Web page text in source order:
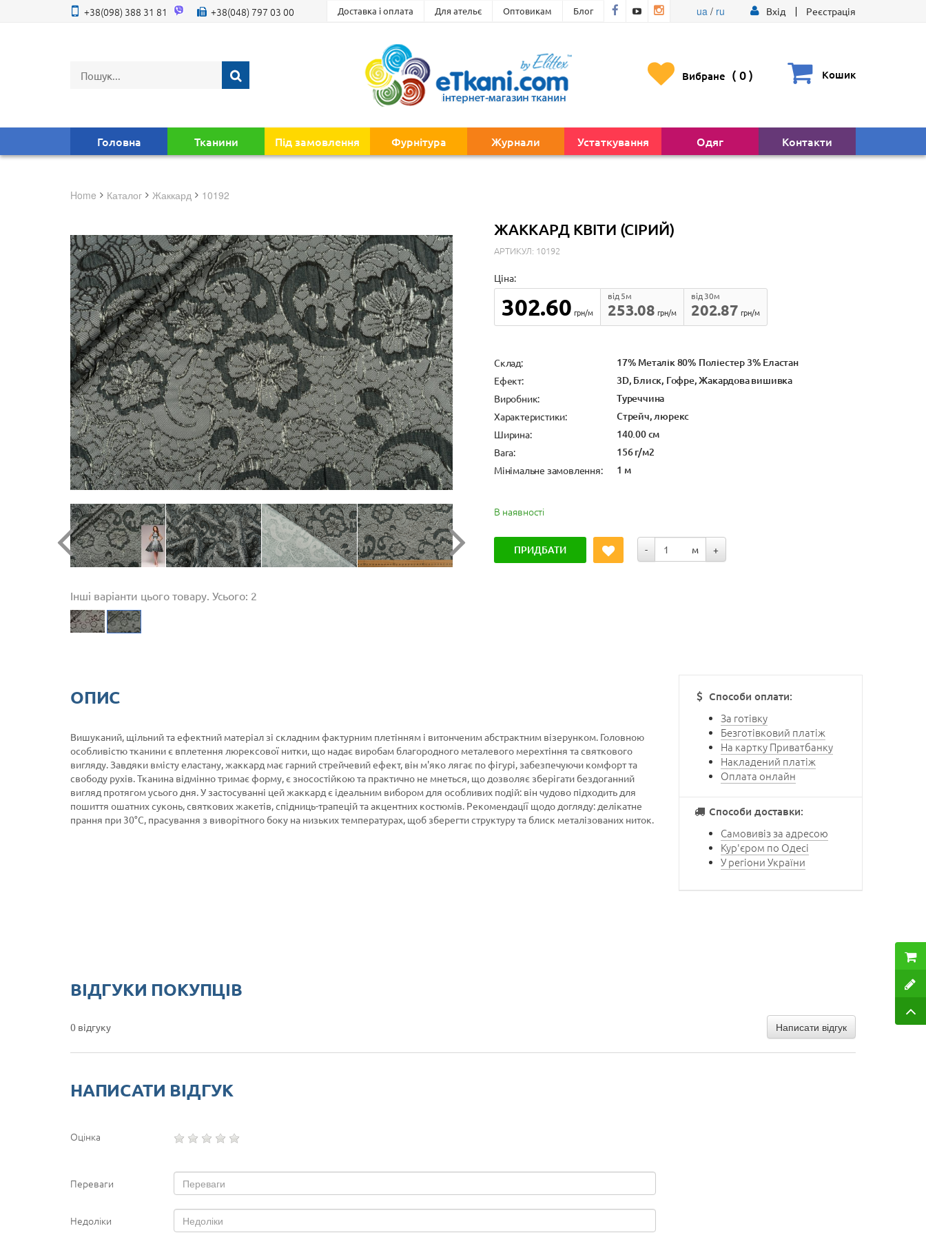
+38(098) 388 31 81 +38(048) 797 03 00 Доставка і оплата Для ательє Оптовикам Блог ua/ ru Вхід Реєстрація
Вибране ( 0) Кошик
Головна Тканини Під замовлення Фурнітура Журнали Устаткування Одяг Контакти
Home Каталог жаккард 10192
Інші варіанти цього товару. Усього: 2
ЖАККАРД КВІТИ (СІРИЙ)
АРТИКУЛ: 10192
Ціна:
302.60 грн/м 253.08
від 5м
грн/м
202.87
від 30м
грн/м
Cклад: 17% Металік 80% Поліестер 3% Еластан
Ефект: 3D, Блиск, Гофре, Жакардова вишивка
Виробник: Туреччина
Характеристики: Стрейч, люрекс
Ширина: 140.00 см
Вага: 156 г/м2
Мінімальне замовлення: 1 м
В наявності
ПРИДБАТИ - м +
ОПИС
Вишуканий, щільний та ефектний матеріал зі складним фактурним плетінням і витонченим абстрактним візерунком. Головною
особливістю тканини є вплетення люрексової нитки, що надає виробам благородного металевого мерехтіння та святкового
вигляду. Завдяки вмісту еластану, жаккард має гарний стрейчевий ефект, він м'яко лягає по фігурі, забезпечуючи комфорт та
свободу рухів. Тканина відмінно тримає форму, є зносостійкою та практично не мнеться, що дозволяє зберігати бездоганний
вигляд протягом усього дня. У застосуванні цей жаккард є ідеальним вибором для особливих подій: він чудово підходить для
пошиття ошатних суконь, святкових жакетів, спідниць-трапецій та акцентних костюмів. Рекомендації щодо догляду: делікатне
прання при 30°C, прасування з виворітного боку на низьких температурах, щоб зберегти структуру та блиск металізованих ниток.
Способи оплати:
За готівку
Безготівковий платіж
На картку Приватбанку
Накладений платіж
Оплата онлайн
Способи доставки:
Самовивіз за адресою
Кур'єром по Одесі
У регіони України
ВІДГУКИ ПОКУПЦІВ
0 відгуку Написати відгук
НАПИСАТИ ВІДГУК
Оцінка
Переваги
Недоліки